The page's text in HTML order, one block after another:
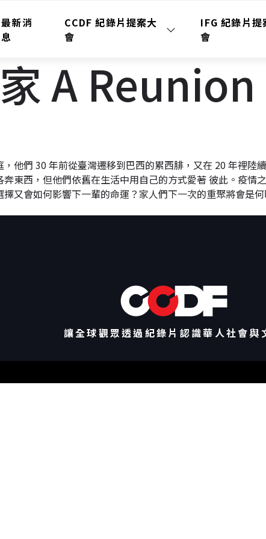
最新消
息
CCDF 紀錄片提案大
會
IFG 紀錄片提
會
A Reunion
，他們 30 年前從臺灣遷移到巴西的累西腓，又在 20 年裡
東西，但他們依舊在生活中用自己的方式愛著 彼此。疫
又會如何影響下一輩的命運？家人們下一次的重聚將會是
讓全球觀眾透過紀錄片認識華人社會與